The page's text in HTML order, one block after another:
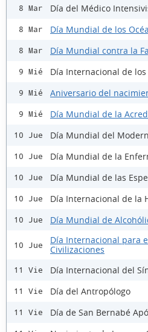
8 Mar Día del Médico
8 Mar Día Mundial de los
8 Mar Día Mundial contra la
9 Mié Día Internacional de los
9 Mié Aniversario del
9 Mié Día Mundial de la
10 Jue Día Mundial del
10 Jue Día Mundial de la
10 Jue Día Mundial de las
10 Jue Día Internacional de la
10 Jue Día Mundial de
10 Jue
Día Internacional para
Civilizaciones
11 Vie Día Internacional del
11 Vie Día del Antropólogo
11 Vie Día de San Bernabé